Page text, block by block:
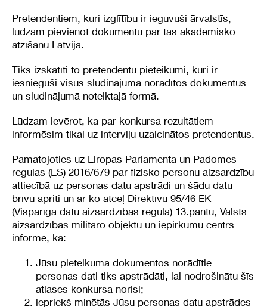
Pretendentiem, kuri izglītību ir ieguvuši ārvalstīs,
lūdzam pievienot dokumentu par tās akadēmisko
atzīšanu Latvijā.
Tiks izskatīti to pretendentu pieteikumi, kuri ir
iesnieguši visus sludinājumā norādītos dokumentus
un sludinājumā noteiktajā formā.
Lūdzam ievērot, ka par konkursa rezultātiem
informēsim tikai uz interviju uzaicinātos pretendentus.
Pamatojoties uz Eiropas Parlamenta un Padomes
regulas (ES) 2016/679 par fizisko personu aizsardzību
attiecībā uz personas datu apstrādi un šādu datu
brīvu apriti un ar ko atceļ Direktīvu 95/46 EK
(Vispārīgā datu aizsardzības regula) 13.pantu, Valsts
aizsardzības militāro objektu un iepirkumu centrs
informē, ka:
Jūsu pieteikuma dokumentos norādītie
personas dati tiks apstrādāti, lai nodrošinātu šīs
atlases konkursa norisi;
iepriekš minētās Jūsu personas datu apstrādes